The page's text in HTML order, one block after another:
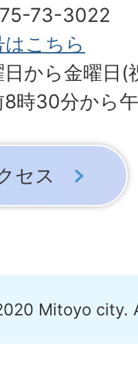
73-3022
こちら
から金曜日(
8時30分から
セス
Mitoyo city.